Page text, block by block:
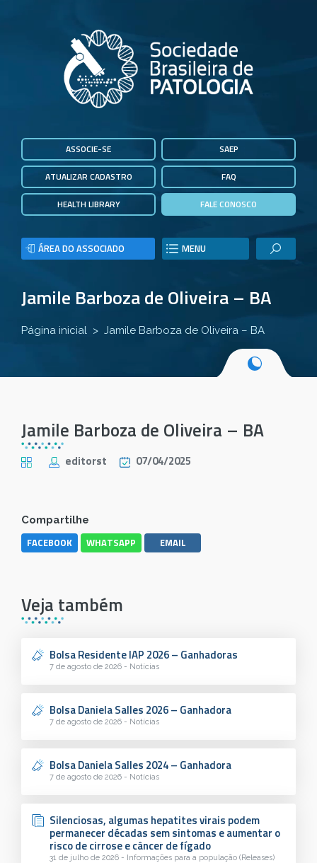
ASSOCIE-SE
ATUALIZAR CADASTRO
HEALTH LIBRARY
SAEP
FAQ
FALE CONOSCO
ÁREA DO ASSOCIADO MENU
Jamile Barboza de Oliveira – BA
Página inicial Jamile Barboza de Oliveira – BA
Jamile Barboza de Oliveira – BA
editorst 07/04/2025
Compartilhe
FACEBOOK WHATSAPP EMAIL
Veja também
Bolsa Residente IAP 2026 – Ganhadoras
7 de agosto de 2026 - Notícias
Bolsa Daniela Salles 2026 – Ganhadora
7 de agosto de 2026 - Notícias
Bolsa Daniela Salles 2024 – Ganhadora
7 de agosto de 2026 - Notícias
Silenciosas, algumas hepatites virais podem
permanecer décadas sem sintomas e aumentar o
risco de cirrose e câncer de fígado
31 de julho de 2026 - Informações para a população (Releases)